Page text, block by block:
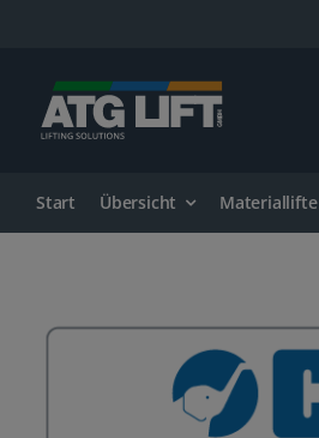
springen
Start Übersicht Materiallifte